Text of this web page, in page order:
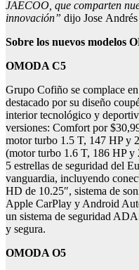
JAECOO, que comparten
innovación” dijo Jose
Sobre los nuevos modelos
OMODA C5
Grupo Cofiño se complace
destacado por su diseño
interior tecnológico y
versiones: Comfort por
motor turbo 1.5 T, 147 HP y
(motor turbo 1.6 T, 186 HP y
5 estrellas de seguridad del
vanguardia, incluyendo
HD de 10.25″, sistema de
Apple CarPlay y Android
un sistema de seguridad
y segura.
OMODA O5